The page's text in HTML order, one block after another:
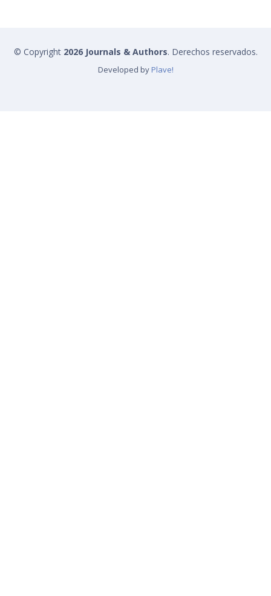
© Copyright 2026 Journals & Authors. Derechos reservados.
Developed by Plave!